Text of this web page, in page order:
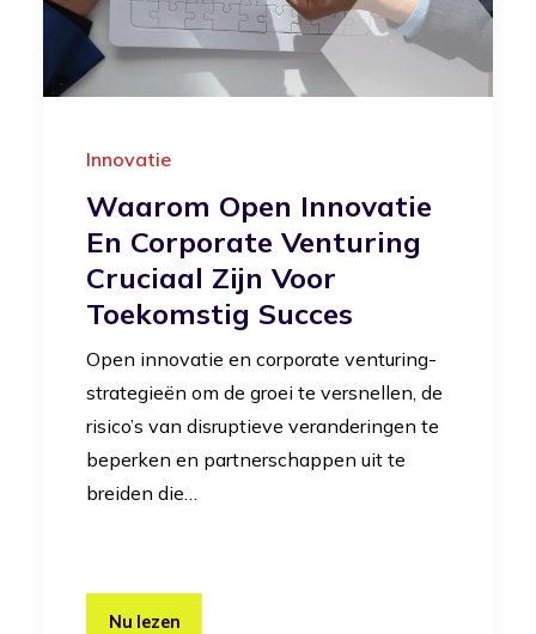
Innovatie
Waarom Open Innovatie
En Corporate Venturing
Cruciaal Zijn Voor
Toekomstig Succes
Open innovatie en corporate venturing-
strategieën om de groei te versnellen, de
risico’s van disruptieve veranderingen te
beperken en partnerschappen uit te
breiden die…
Nu lezen